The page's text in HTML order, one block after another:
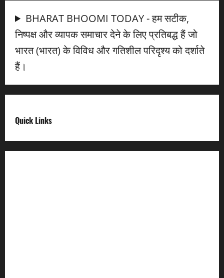
BHARAT BHOOMI TODAY - हम सटीक,
निष्पक्ष और व्यापक समाचार देने के लिए प्रतिबद्ध हैं जो
भारत (भारत) के विविध और गतिशील परिदृश्य को दर्शाते
हैं।
Quick Links